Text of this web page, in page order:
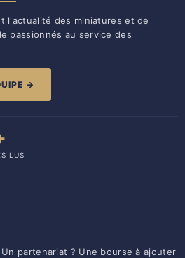
l'actualité des miniatures et de
passionnés au service des
→
LUS
partenariat ? Une bourse à ajouter